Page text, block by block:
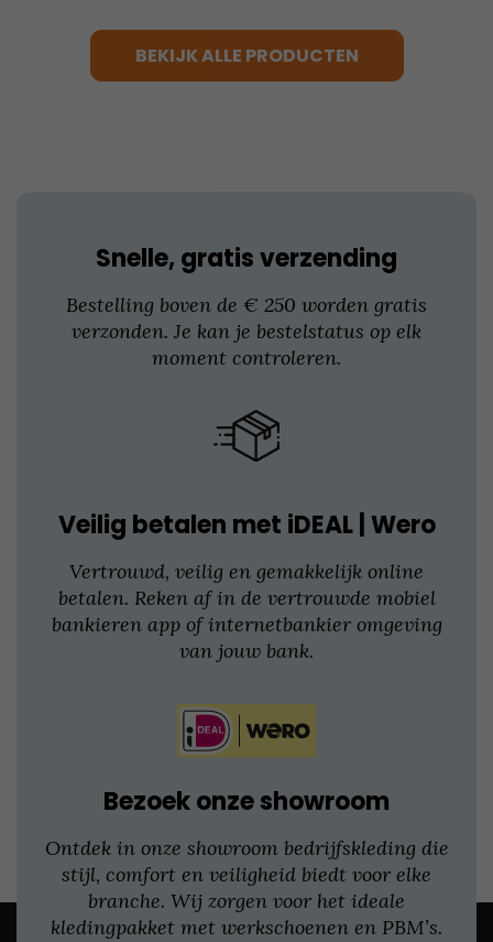
variaties.
productpagina
BEKIJK ALLE PRODUCTEN
Snelle, gratis verzending
Bestelling boven de € 250 worden gratis
verzonden. Je kan je bestelstatus op elk
moment controleren.
Veilig betalen met iDEAL | Wero
Vertrouwd, veilig en gemakkelijk online
betalen. Reken af in de vertrouwde mobiel
bankieren app of internetbankier omgeving
van jouw bank.
Bezoek onze showroom
Ontdek in onze showroom bedrijfskleding die
stijl, comfort en veiligheid biedt voor elke
branche. Wij zorgen voor het ideale
kledingpakket met werkschoenen en PBM’s.